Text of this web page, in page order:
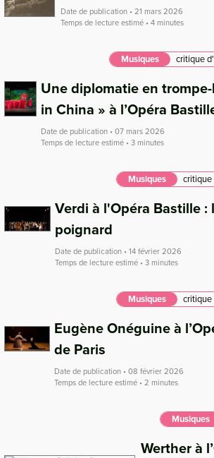
Date de publication • 21 mars 2026
Temps de lecture estimé • 4 minutes
Musiques critique
Une diplomatie en
in China » à l’Opéra
Date de publication • 07 mars 2026
Temps de lecture estimé • 3 minutes
Musiques
Verdi à l'Opéra Bastille :
poignard
Date de publication • 14 février 2026
Temps de lecture estimé • 3 minutes
Musiques critique
Eugène Onéguine à
de Paris
Date de publication • 08 février 2026
Temps de lecture estimé • 2 minutes
Musiques
Werther à